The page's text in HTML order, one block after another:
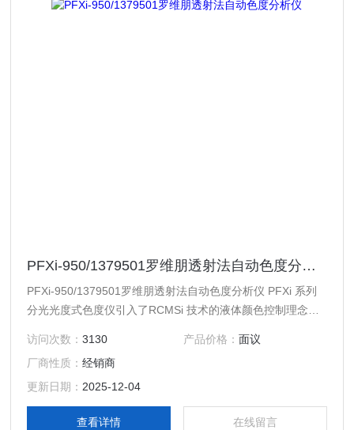
PFXi-950/1379501罗维朋透射法自动色度分析仪
PFXi-950/1379501罗维朋透射法自动色度分析仪 PFXi 系列
分光光度式色度仪引入了RCMSi 技术的液体颜色控制理念。
精准的结果。通过延长光程使容量高达 6“ (153mm)，并使用
选配加热器以将样本温度保持在浊点以上 10°C，因此该系列
仪器可满足大采样范围内对于稳定且可靠色值要求。
访问次数：3130 产品价格： 面议
厂商性质：经销商
更新日期： 2025-12-04
查看详情 在线留言